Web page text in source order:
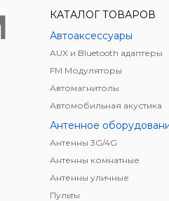
КАТАЛОГ ТОВАРОВ
Автоаксессуары
AUX и Bluetooth адаптеры
FM Модуляторы
Автомагнитолы
Автомобильная акустика
Антенное
Антенны 3G/4G
Антенны комнатные
Антенны уличные
Пульты